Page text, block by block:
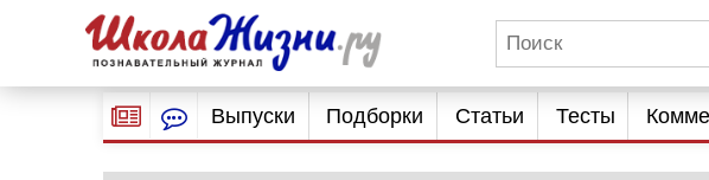
Выпуски Подборки Статьи Тесты